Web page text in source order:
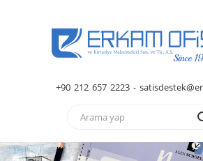
+90 212 657 2223 -